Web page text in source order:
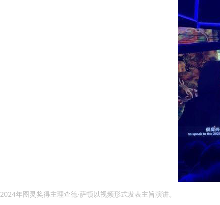
2024年图灵奖得主理查德·萨顿以视频形式发表主旨演讲。